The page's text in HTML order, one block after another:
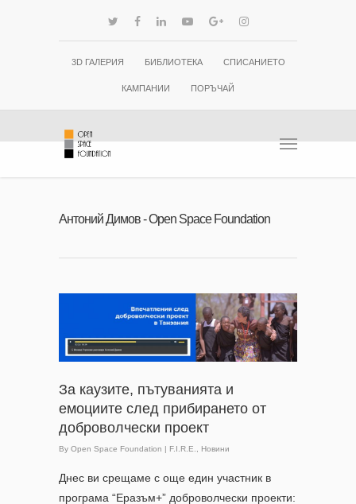
3D ГАЛЕРИЯ БИБЛИОТЕКА СПИСАНИЕТО
КАМПАНИИ ПОРЪЧАЙ
Антоний Димов - Open Space Foundation
За каузите, пътуванията и
емоциите след прибирането от
доброволчески проект
By Open Space Foundation | F.I.R.E. Новини
Днес ви срещаме с още един участник в
програма “Еразъм+” доброволчески проекти: